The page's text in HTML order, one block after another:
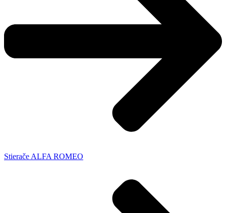
Stierače ALFA ROMEO